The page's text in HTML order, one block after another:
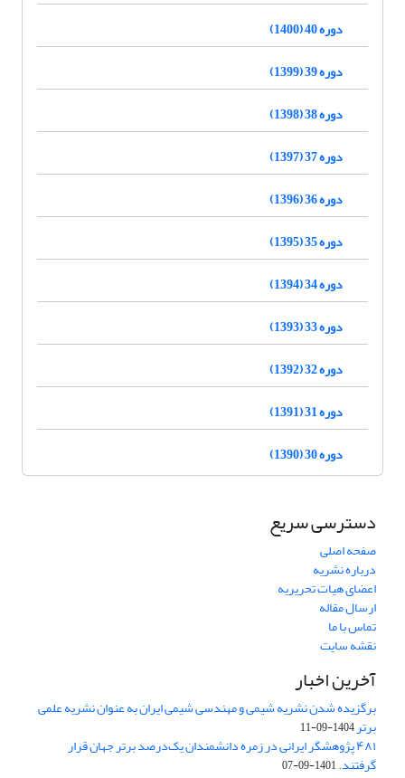
دوره 40 (1400)
دوره 39 (1399)
دوره 38 (1398)
دوره 37 (1397)
دوره 36 (1396)
دوره 35 (1395)
دوره 34 (1394)
دوره 33 (1393)
دوره 32 (1392)
دوره 31 (1391)
دوره 30 (1390)
دسترسی سریع
صفحه اصلی
درباره نشریه
اعضای هیات تحریریه
ارسال مقاله
تماس با ما
نقشه سایت
آخرین اخبار
برگزیده شدن نشریه شیمی و مهندسی شیمی ایران به عنوان نشریه علمی
برتر1404-09-11
۴۸۱ پژوهشگر ایرانی در زمره دانشمندان یک‌درصد برتر جهان قرار
گرفتند.1401-09-07